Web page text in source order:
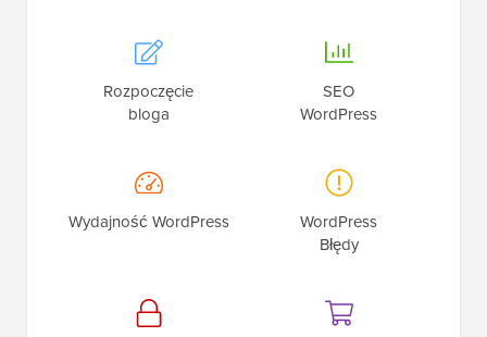
Rozpoczęcie
bloga
SEO
WordPress
Wydajność WordPress
WordPress
Błędy